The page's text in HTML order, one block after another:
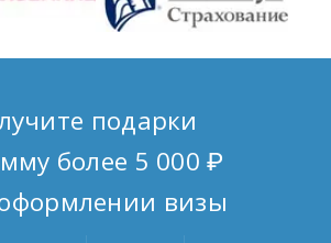
подарки
более 5 000 ₽
визы